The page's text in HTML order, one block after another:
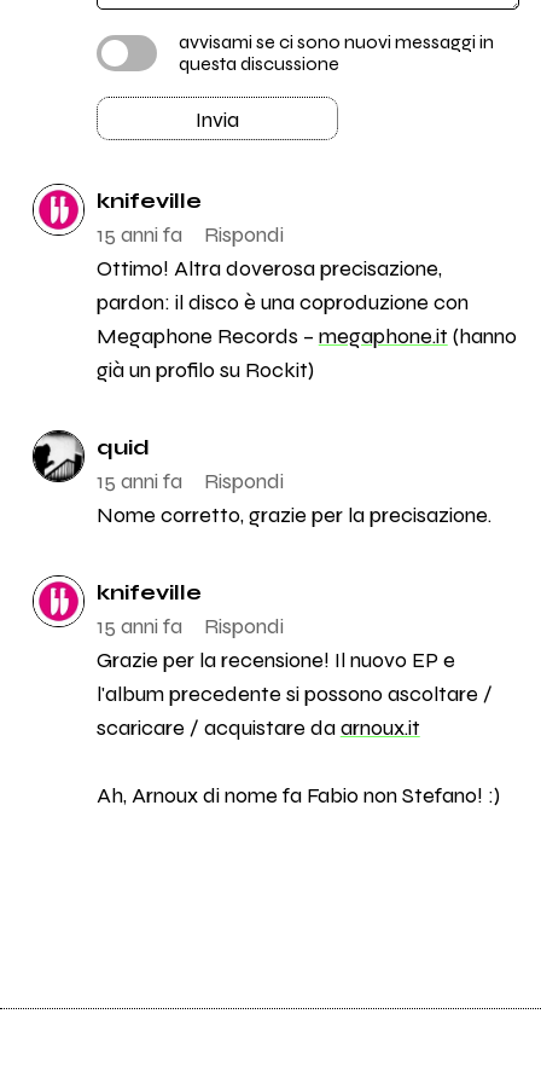
avvisami se ci sono nuovi messaggi in
questa discussione
Invia
knifeville
15 anni fa
Rispondi
Ottimo! Altra doverosa precisazione,
pardon: il disco è una coproduzione con
Megaphone Records – megaphone.it (hanno
già un profilo su Rockit)
quid
15 anni fa
Rispondi
Nome corretto, grazie per la precisazione.
knifeville
15 anni fa
Rispondi
Grazie per la recensione! Il nuovo EP e
l'album precedente si possono ascoltare /
scaricare / acquistare daarnoux.it
Ah, Arnoux di nome fa Fabio non Stefano! :)